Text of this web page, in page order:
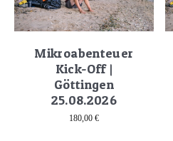
Mikroabenteuer
Kick-Off |
Göttingen
25.08.2026
180,00 €